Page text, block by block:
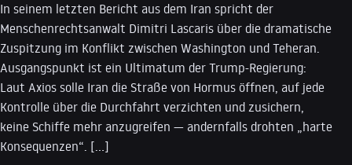
In seinem letzten Bericht aus dem Iran spricht der
Menschenrechtsanwalt Dimitri Lascaris über die dramatische
Zuspitzung im Konflikt zwischen Washington und Teheran.
Ausgangspunkt ist ein Ultimatum der Trump-Regierung:
Laut Axios solle Iran die Straße von Hormus öffnen, auf jede
Kontrolle über die Durchfahrt verzichten und zusichern,
keine Schiffe mehr anzugreifen — andernfalls drohten „harte
Konsequenzen“. […]